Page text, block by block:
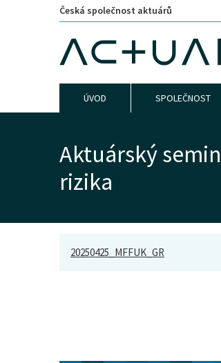
Česká společnost aktuárů
ÚVOD SPOLEČNOST
Aktuárský
rizika
20250425_MFFUK_GR